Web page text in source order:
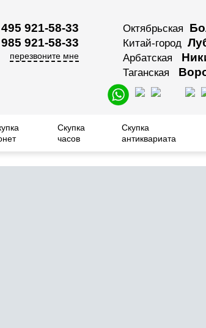
921-58-33
921-58-33
перезвоните мне
Октябрьская
Китай-город
Арбатская
Таганская
Скупка
часов
Скупка
антиквариата